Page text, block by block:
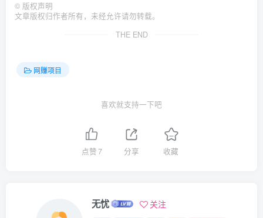
© 版权声明
文章版权归作者所有，未经允许请勿转载。
THE END
网赚项目
喜欢就支持一下吧
点赞7 分享 收藏
无忧 关注